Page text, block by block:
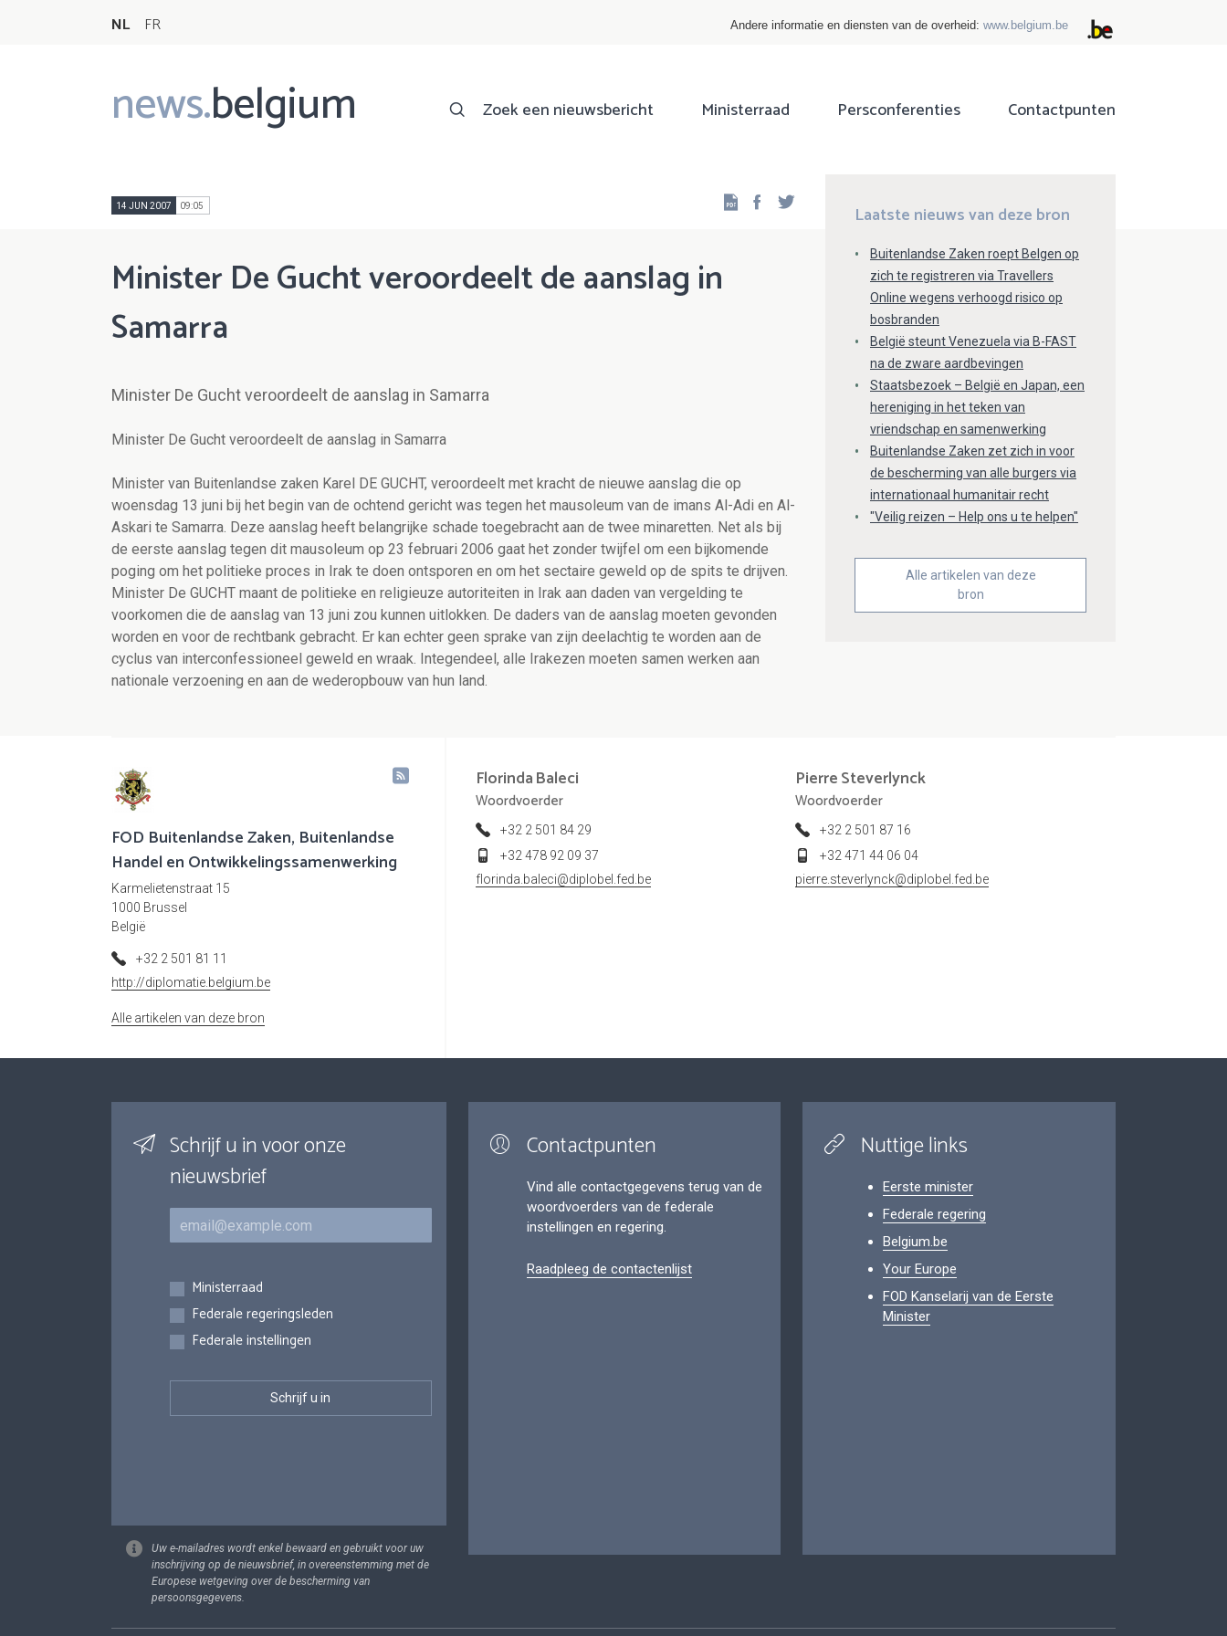
NL FR Andere informatie en diensten van de overheid: www.belgium.be
news.belgium
Main
navigation
Zoek een nieuwsbericht Ministerraad Persconferenties Contactpunten
14 JUN 2007 09:05 Facebook
Minister De Gucht veroordeelt de aanslag in
Samarra
Minister De Gucht veroordeelt de aanslag in Samarra
Minister De Gucht veroordeelt de aanslag in Samarra
Minister van Buitenlandse zaken Karel DE GUCHT, veroordeelt met kracht de nieuwe aanslag die op
woensdag 13 juni bij het begin van de ochtend gericht was tegen het mausoleum van de imans Al-Adi en Al-
Askari te Samarra. Deze aanslag heeft belangrijke schade toegebracht aan de twee minaretten. Net als bij
de eerste aanslag tegen dit mausoleum op 23 februari 2006 gaat het zonder twijfel om een bijkomende
poging om het politieke proces in Irak te doen ontsporen en om het sectaire geweld op de spits te drijven.
Minister De GUCHT maant de politieke en religieuze autoriteiten in Irak aan daden van vergelding te
voorkomen die de aanslag van 13 juni zou kunnen uitlokken. De daders van de aanslag moeten gevonden
worden en voor de rechtbank gebracht. Er kan echter geen sprake van zijn deelachtig te worden aan de
cyclus van interconfessioneel geweld en wraak. Integendeel, alle Irakezen moeten samen werken aan
nationale verzoening en aan de wederopbouw van hun land.
Laatste nieuws van deze bron
Buitenlandse Zaken roept Belgen op
zich te registreren via Travellers
Online wegens verhoogd risico op
bosbranden
België steunt Venezuela via B-FAST
na de zware aardbevingen
Staatsbezoek – België en Japan, een
hereniging in het teken van
vriendschap en samenwerking
Buitenlandse Zaken zet zich in voor
de bescherming van alle burgers via
internationaal humanitair recht
"Veilig reizen – Help ons u te helpen"
Alle artikelen van deze
bron
FOD Buitenlandse Zaken, Buitenlandse
Handel en Ontwikkelingssamenwerking
Karmelietenstraat 15
1000 Brussel
België
+32 2 501 81 11
http://diplomatie.belgium.be
Alle artikelen van deze bron
FlorindaBaleci
Woordvoerder
+32 2 501 84 29
+32 478 92 09 37
florinda.baleci@diplobel.fed.be
PierreSteverlynck
Woordvoerder
+32 2 501 87 16
+32 471 44 06 04
pierre.steverlynck@diplobel.fed.be
Schrijf u in voor onze
nieuwsbrief
E-mail
Inschrijvingen
Ministerraad
Federale regeringsleden
Federale instellingen
Uw e-mailadres wordt enkel bewaard en gebruikt voor uw
inschrijving op de nieuwsbrief, in overeenstemming met de
Europese wetgeving over de bescherming van
persoonsgegevens.
Contactpunten
Vind alle contactgegevens terug van de
woordvoerders van de federale
instellingen en regering.
Raadpleeg de contactenlijst
Nuttige links
Eerste minister
Federale regering
Belgium.be
Your Europe
FOD Kanselarij van de Eerste
Minister